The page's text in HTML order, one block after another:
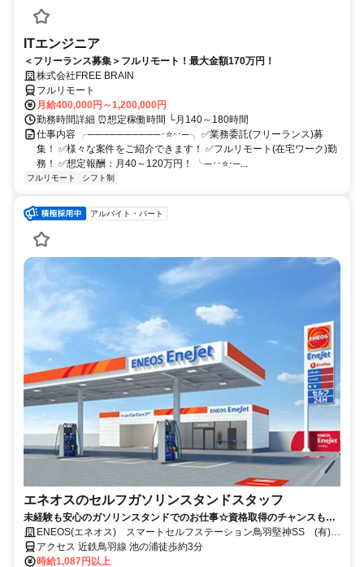
ITエンジニア
＜フリーランス募集＞フルリモート！最大金額170万円！
株式会社FREE BRAIN
フルリモート
月給400,000円～1,200,000円
勤務時間詳細 ⏰想定稼働時間 └月140～180時間
仕事内容 ╭──────────･⭐･･─╮ ✅業務委託(フリーランス)募
集！ ✅様々な案件をご紹介できます！ ✅フルリモート(在宅ワーク)勤
務！ ✅想定報酬：月40～120万円！ ╰─･･⭐･─...
フルリモート シフト制
アルバイト・パート
エネオスのセルフガソリンスタンドスタッフ
未経験も安心のガソリンスタンドでのお仕事☆資格取得のチャンスもあ
り♪ENEOS(エネオス) スマートセルフステーション鳥羽堅神SS (有)城
山石油
アクセス 近鉄鳥羽線 池の浦徒歩約3分
時給1,087円以上